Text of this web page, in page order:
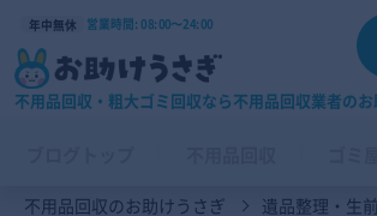
年中無休 営業時間: 08:00〜24:00
不用品回収・粗大ゴミ回収なら不用品回収業者の
不用品回収のお助けうさぎ 遺品整理・生